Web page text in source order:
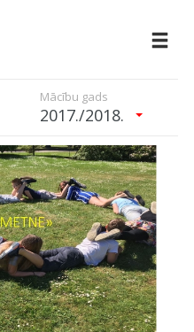
Mācību gads
2017./2018.